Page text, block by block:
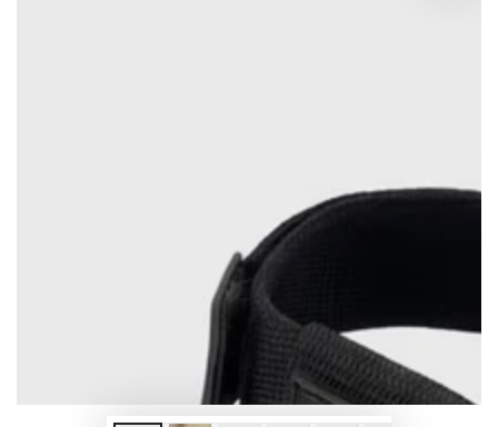
index
}}
en
modal